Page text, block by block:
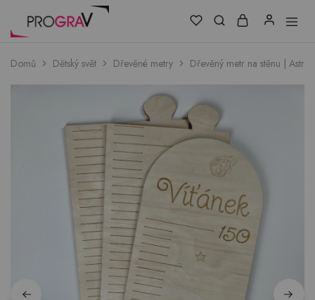
Domů Dětský svět Dřevěné metry Dřevěný metr na stěnu |